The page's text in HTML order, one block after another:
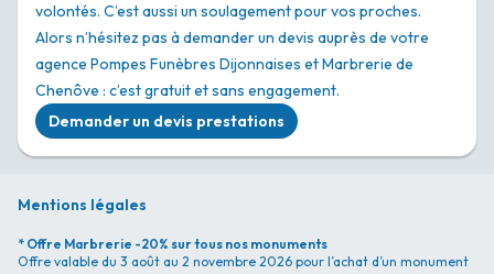
volontés. C’est aussi un soulagement pour vos proches.
Alors n’hésitez pas à demander un devis auprès de votre
agence Pompes Funèbres Dijonnaises et Marbrerie de
Chenôve : c’est gratuit et sans engagement.
Demander un devis prestations
Mentions légales
* Offre Marbrerie -20% sur tous nos monuments
Offre valable du 3 août au 2 novembre 2026 pour l’achat d’un monument